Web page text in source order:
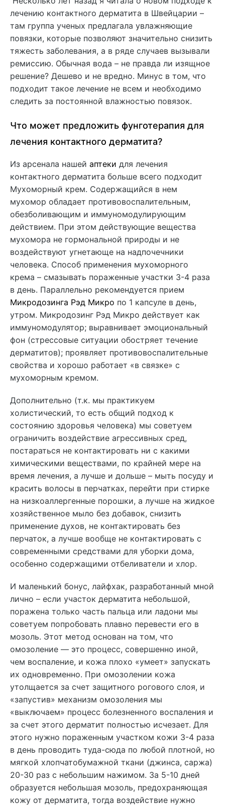
лечению контактного дерматита в Швейцарии –
там группа ученых предлагала увлажняющие
повязки, которые позволяют значительно снизить
тяжесть заболевания, а в ряде случаев вызывали
ремиссию. Обычная вода – не правда ли изящное
решение? Дешево и не вредно. Минус в том, что
подходит такое лечение не всем и необходимо
следить за постоянной влажностью повязок.
Что может предложить фунготерапия для
лечения контактного дерматита?
Из арсенала нашей аптеки для лечения
контактного дерматита больше всего подходит
Мухоморный крем. Содержащийся в нем
мухомор обладает противовоспалительным,
обезболивающим и иммуномодулирующим
действием. При этом действующие вещества
мухомора не гормональной природы и не
воздействуют угнетающе на надпочечники
человека. Способ применения мухоморного
крема – смазывать пораженные участки 3-4 раза
в день. Параллельно рекомендуется прием
Микродозинга Рэд Микро по 1 капсуле в день,
утром. Микродозинг Рэд Микро действует как
иммуномодулятор; выравнивает эмоциональный
фон (стрессовые ситуации обостряет течение
дерматитов); проявляет противовоспалительные
свойства и хорошо работает «в связке» с
мухоморным кремом.
Дополнительно (т.к. мы практикуем
холистический, то есть общий подход к
состоянию здоровья человека) мы советуем
ограничить воздействие агрессивных сред,
постараться не контактировать ни с какими
химическими веществами, по крайней мере на
время лечения, а лучше и дольше – мыть посуду и
красить волосы в перчатках, перейти при стирке
на низкоаллергенные порошки, а лучше на жидкое
хозяйственное мыло без добавок, снизить
применение духов, не контактировать без
перчаток, а лучше вообще не контактировать с
современными средствами для уборки дома,
особенно содержащими отбеливатели и хлор.
И маленький бонус, лайфхак, разработанный мной
лично – если участок дерматита небольшой,
поражена только часть пальца или ладони мы
советуем попробовать плавно перевести его в
мозоль. Этот метод основан на том, что
омозоление — это процесс, совершенно иной,
чем воспаление, и кожа плохо «умеет» запускать
их одновременно. При омозолении кожа
утолщается за счет защитного рогового слоя, и
«запустив» механизм омозоления мы
«выключаем» процесс болезненного воспаления и
за счет этого дерматит полностью исчезает. Для
этого нужно пораженным участком кожи 3-4 раза
в день проводить туда-сюда по любой плотной, но
мягкой хлопчатобумажной ткани (джинса, саржа)
20-30 раз с небольшим нажимом. За 5-10 дней
образуется небольшая мозоль, предохраняющая
кожу от дерматита, тогда воздействие нужно